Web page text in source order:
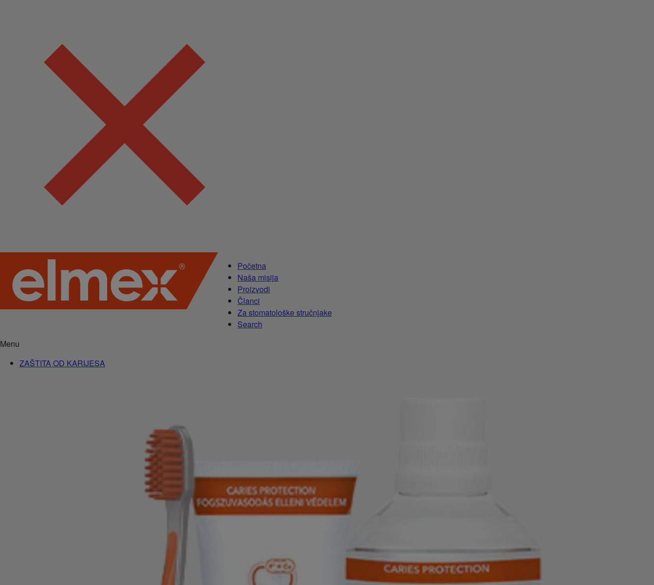
Početna
Naša misija
Proizvodi
Članci
Za stomatološke stručnjake
Search
Menu
ZAŠTITA OD KARIJESA